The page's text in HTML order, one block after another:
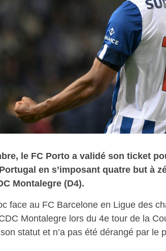
le FC Porto a validé son ticket
en s’imposant quatre but à
Montalegre (D4).
face au FC Barcelone en Ligue des
Montalegre lors du 4e tour de la
statut et n’a pas été dérangé par le